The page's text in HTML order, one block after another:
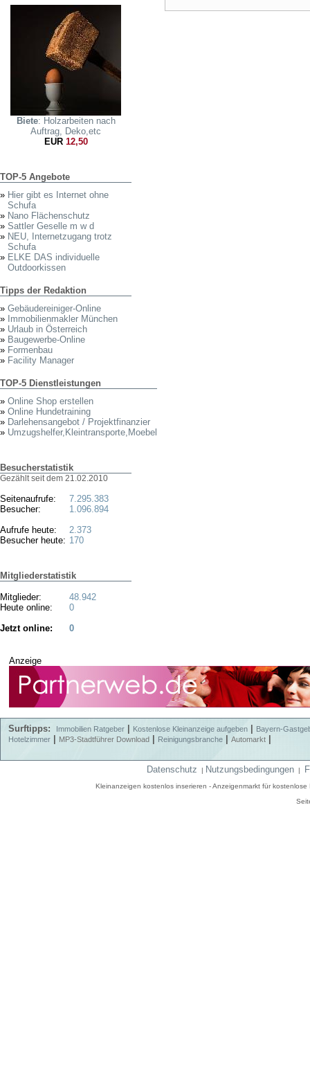
Biete: Holzarbeiten nach
Auftrag, Deko,etc
EUR12,50
TOP-5 Angebote
» Hier gibt es Internet ohne
Schufa
» Nano Flächenschutz
» Sattler Geselle m w d
» NEU, Internetzugang trotz
Schufa
» ELKE DAS individuelle
Outdoorkissen
Tipps der Redaktion
» Gebäudereiniger-Online
» Immobilienmakler München
» Urlaub in Österreich
» Baugewerbe-Online
» Formenbau
» Facility Manager
TOP-5 Dienstleistungen
» Online Shop erstellen
» Online Hundetraining
» Darlehensangebot / Projektfinanzier
» Umzugshelfer,Kleintransporte,Moebel
Besucherstatistik
Gezählt seit dem 21.02.2010
Seitenaufrufe:
Besucher:
Aufrufe heute:
Besucher heute:
7.295.383
1.096.894
2.373
170
Mitgliederstatistik
Mitglieder:
Heute online:
48.942
0
Jetzt online:
0
Anzeige
Surftipps: Immobilien Ratgeber Kostenlose Kleinanzeige aufgeben
Bayern-
Hotelzimmer
MP3-Stadtführer Download Reinigungsbranche Automarkt
Datenschutz | Nutzungsbedingungen |
Kleinanzeigen kostenlos inserieren - Anzeigenmarkt für